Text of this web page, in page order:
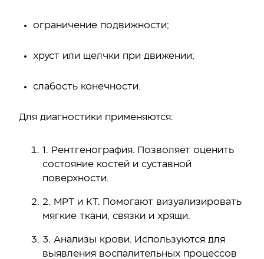
ограничение подвижности;
хруст или щелчки при движении;
слабость конечности.
Для диагностики применяются:
1. Рентгенография. Позволяет оценить
состояние костей и суставной
поверхности.
2. МРТ и КТ. Помогают визуализировать
мягкие ткани, связки и хрящи.
3. Анализы крови. Используются для
выявления воспалительных процессов